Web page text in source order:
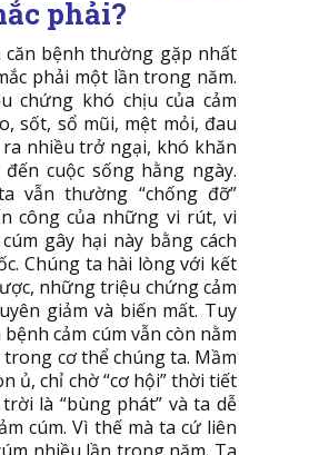
phải?
căn bệnh thường gặp nhất
phải một lần trong năm.
chứng khó chịu của cảm
sốt, sổ mũi, mệt mỏi, đau
nhiều trở ngại, khó khăn
cuộc sống hằng ngày.
vẫn thường “chống đỡ”
công của những vi rút, vi
gây hại này bằng cách
Chúng ta hài lòng với kết
những triệu chứng cảm
giảm và biến mất. Tuy
cảm cúm vẫn còn nằm
trong cơ thể chúng ta. Mầm
ủ, chỉ chờ “cơ hội” thời tiết
là “bùng phát” và ta dễ
cúm. Vì thế mà ta cứ liên